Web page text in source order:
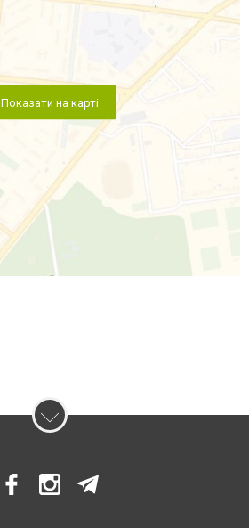
Показати на карті